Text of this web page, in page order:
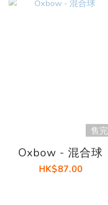
售完
Oxbow - 混合球
HK$87.00